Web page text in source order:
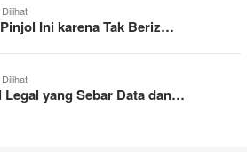
Ini karena Tak Beriz…
yang Sebar Data dan…